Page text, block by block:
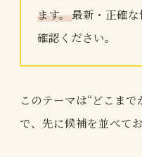
ます。最新・正確
確認ください。
このテーマは“どこま
で、先に候補を並べて